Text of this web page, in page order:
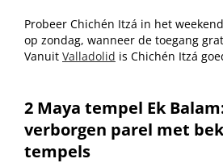
Probeer Chichén Itzá in het
op zondag, wanneer de toegang
Vanuit Valladolid is Chichén Itzá
2 Maya tempel Ek
verborgen parel met
tempels